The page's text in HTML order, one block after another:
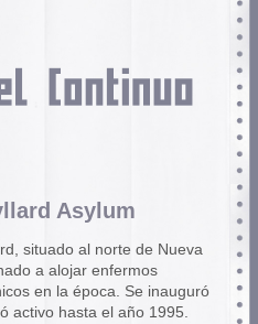
Asylum
situado al norte de Nueva
a alojar enfermos
en la época. Se inauguró
activo hasta el año 1995.